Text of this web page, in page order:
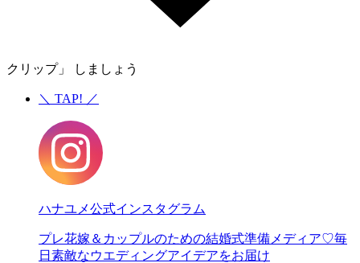
クリップ」 しましょう
＼ TAP! ／
ハナユメ公式インスタグラム
プレ花嫁＆カップルのための結婚式準備メディア♡毎
日素敵なウエディングアイデアをお届け